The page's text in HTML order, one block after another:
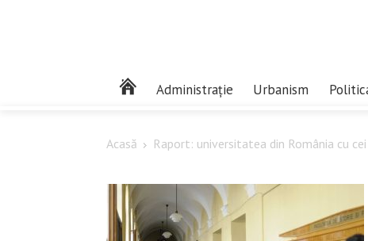
Administrație Urbanism
Acasă Raport: universitatea din România cu